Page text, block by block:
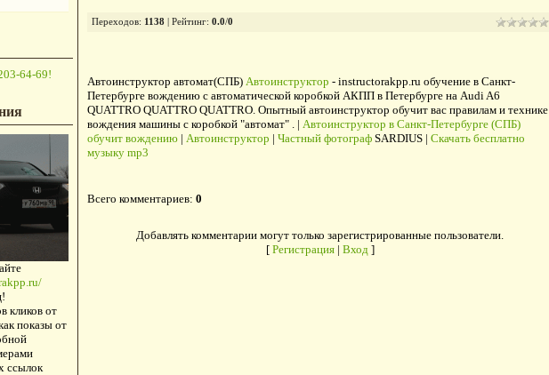
64-69!
кликов от
показы от
ссылок
Переходов: 1138| Рейтинг: 0.0/0
Автоинструктор автомат(СПБ) Автоинструктор - instructorakpp.ru обучение в Санкт-
Петербурге вождению с автоматической коробкой АКПП в Петербурге на Audi A6
QUATTRO QUATTRO QUATTRO. Опытный автоинструктор обучит вас правилам и технике
вождения машины с коробкой "автомат" . | Автоинструктор в Санкт-Петербурге (СПБ)
обучит вождению| Автоинструктор | Частный фотографSARDIUS | Скачать бесплатно
музыку mp3
Всего комментариев: 0
Добавлять комментарии могут только зарегистрированные пользователи.
[ Регистрация| Вход]